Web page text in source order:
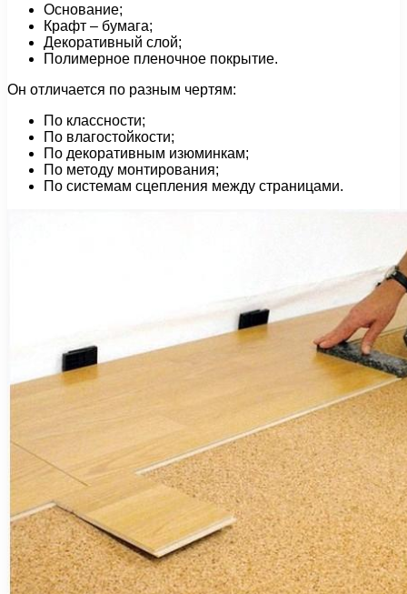
Основание;
Крафт – бумага;
Декоративный слой;
Полимерное пленочное покрытие.
Он отличается по разным чертям:
По классности;
По влагостойкости;
По декоративным изюминкам;
По методу монтирования;
По системам сцепления между страницами.